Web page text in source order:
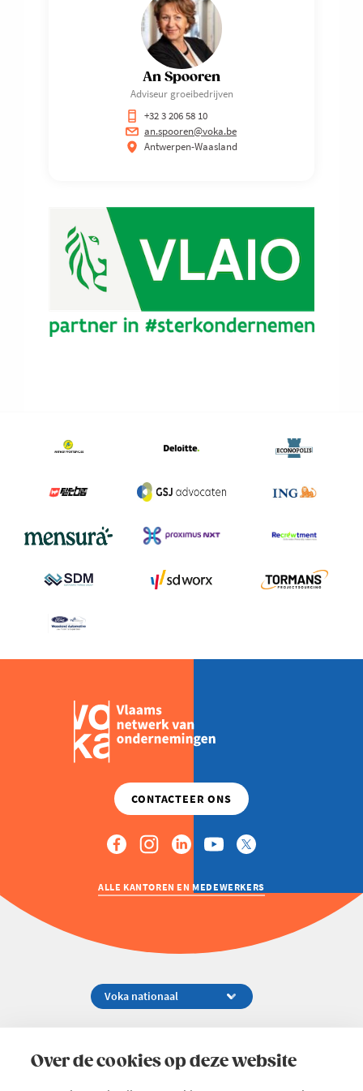
Over de cookies op deze website
An Spooren
Adviseur groeibedrijven
+32 3 206 58 10
an.spooren@voka.be
Antwerpen-Waasland
ALLE KANTOREN EN MEDEWERKERS
02 229 81 11